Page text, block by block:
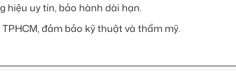
hiệu uy tín, bảo hành dài hạn.
đảm bảo kỹ thuật và thẩm mỹ.